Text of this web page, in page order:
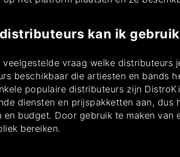
kan ik
veelgestelde vraag welke
beschikbaar die artiesten en bands
populaire distributeurs zijn
diensten en prijspakketten aan,
en budget. Door gebruik te maken
bereiken.